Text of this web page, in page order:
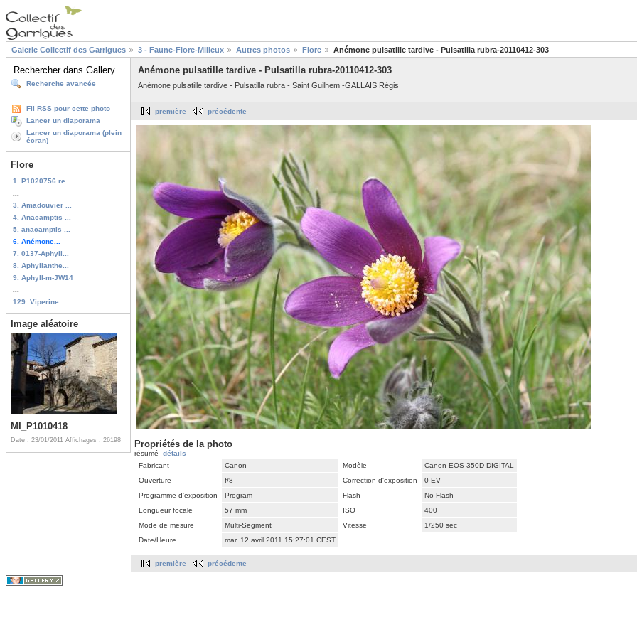
Galerie Collectif des Garrigues 3 - Faune-Flore-Milieux Autres photos Flore Anémone pulsatille tardive - Pulsatilla rubra-20110412-303
Recherche avancée
Fil RSS pour cette photo
Lancer un diaporama
Lancer un diaporama (plein
écran)
Flore
1. P1020756.re...
3. Amadouvier ...
4. Anacamptis ...
5. anacamptis ...
6. Anémone...
7. 0137-Aphyll...
8. Aphyllanthe...
9. Aphyll-m-JW14
129. Viperine...
Image aléatoire
MI_P1010418
Date : 23/01/2011 Affichages : 26198
Anémone pulsatille tardive - Pulsatilla rubra-20110412-303
Anémone pulsatille tardive - Pulsatilla rubra - Saint Guilhem -GALLAIS Régis
première précédente
Propriétés de la photo
résumé détails
Fabricant
Canon Modèle
Canon EOS 350D DIGITAL
Ouverture
f/8 Correction d'exposition
0 EV
Programme d'exposition
Program Flash
No Flash
Longueur focale
57 mm ISO
400
Mode de mesure
Multi-Segment Vitesse
1/250 sec
Date/Heure
mar. 12 avril 2011 15:27:01 CEST
première précédente